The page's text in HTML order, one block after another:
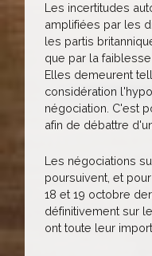
Les incertitudes
amplifiées par les
les partis
que par la
Elles demeurent
considération
négociation. C'est
afin de débattre
Les négociations
poursuivent, et
18 et 19 octobre
définitivement sur
ont toute leur